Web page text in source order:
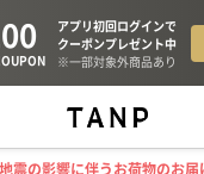
震の影響に伴うお荷物のお